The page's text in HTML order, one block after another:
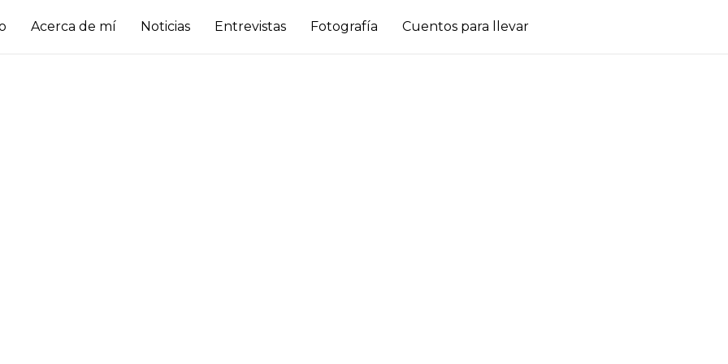
Acerca de mí Noticias Entrevistas Fotografía Cuentos para llevar